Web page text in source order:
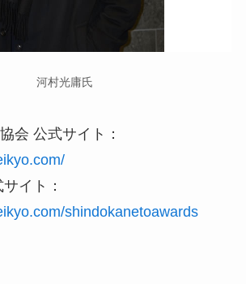
河村光庸氏
会 公式サイト：
イト：
shindokanetoawards